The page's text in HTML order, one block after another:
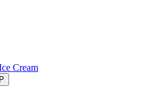
Cream